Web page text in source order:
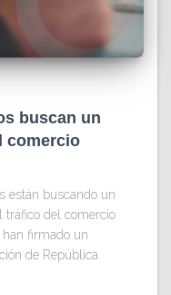
buscan un
comercio
están buscando un
tráfico del comercio
han firmado un
de República